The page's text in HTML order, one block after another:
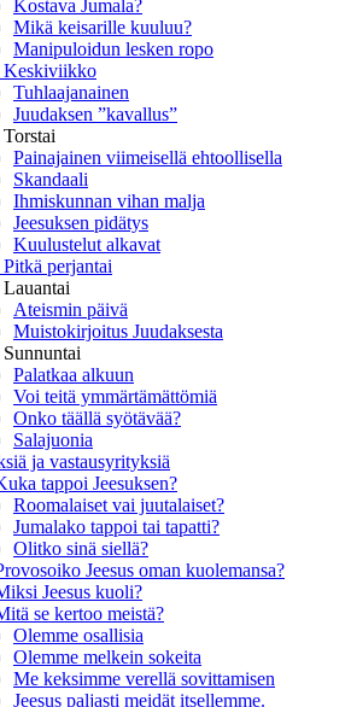
Kostava Jumala?
Mikä keisarille kuuluu?
Manipuloidun lesken ropo
Keskiviikko
Tuhlaajanainen
Juudaksen ”kavallus”
Painajainen viimeisellä ehtoollisella
Skandaali
Ihmiskunnan vihan malja
Jeesuksen pidätys
Kuulustelut alkavat
perjantai
Lauantai
Ateismin päivä
Muistokirjoitus Juudaksesta
Palatkaa alkuun
Voi teitä ymmärtämättömiä
Onko täällä syötävää?
Salajuonia
ja vastausyrityksiä
tappoi Jeesuksen?
Roomalaiset vai juutalaiset?
Jumalako tappoi tai tapatti?
Olitko sinä siellä?
Jeesus oman kuolemansa?
Jeesus kuoli?
se kertoo meistä?
Olemme osallisia
Olemme melkein sokeita
Me keksimme verellä sovittamisen
Jeesus paljasti meidät itsellemme.